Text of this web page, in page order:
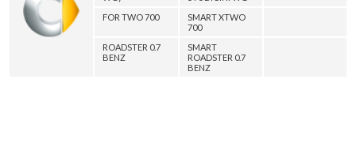
FOR TWO 700
SMART XTWO
700
ROADSTER 0.7
BENZ
SMART
ROADSTER 0.7
BENZ